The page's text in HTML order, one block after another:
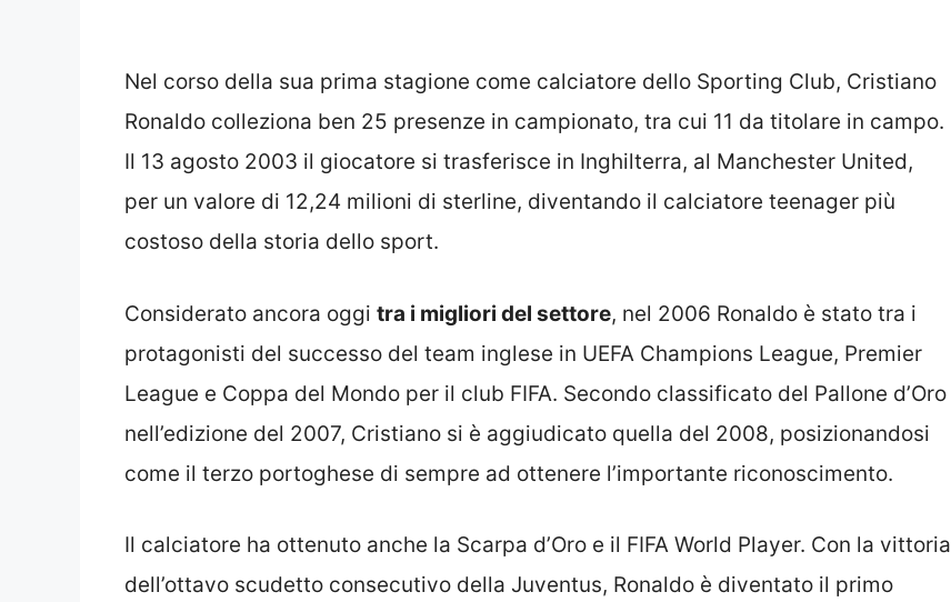
Nel corso della sua prima stagione come calciatore dello Sporting Club, Cristiano
Ronaldo colleziona ben 25 presenze in campionato, tra cui 11 da titolare in campo.
Il 13 agosto 2003 il giocatore si trasferisce in Inghilterra, al Manchester United,
per un valore di 12,24 milioni di sterline, diventando il calciatore teenager più
costoso della storia dello sport.
Considerato ancora oggi tra i migliori del settore, nel 2006 Ronaldo è stato tra i
protagonisti del successo del team inglese in UEFA Champions League, Premier
League e Coppa del Mondo per il club FIFA. Secondo classificato del Pallone d’Oro
nell’edizione del 2007, Cristiano si è aggiudicato quella del 2008, posizionandosi
come il terzo portoghese di sempre ad ottenere l’importante riconoscimento.
Il calciatore ha ottenuto anche la Scarpa d’Oro e il FIFA World Player. Con la vittoria
dell’ottavo scudetto consecutivo della Juventus, Ronaldo è diventato il primo